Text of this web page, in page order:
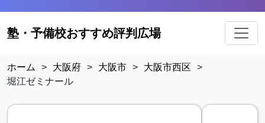
塾・予備校おすすめ評判広場
ホーム > 大阪府 > 大阪市 > 大阪市西区
>
堀江ゼミナール